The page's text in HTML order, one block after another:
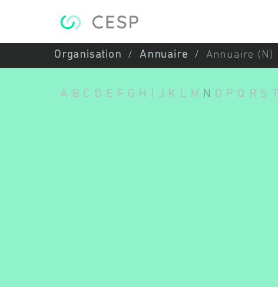
Organisation Annuaire Annuaire (N)
A B C D E F G H J K L M N O P Q R S T